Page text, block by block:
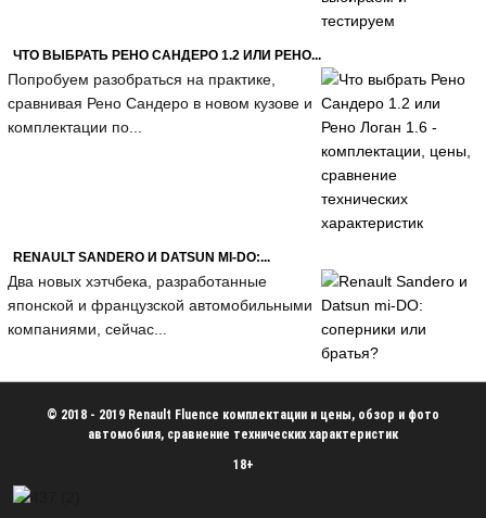
ЧТО ВЫБРАТЬ РЕНО САНДЕРО 1.2 ИЛИ РЕНО...
Попробуем разобраться на практике,
сравнивая Рено Сандеро в новом кузове и
комплектации по...
RENAULT SANDERO И DATSUN MI-DO:...
Два новых хэтчбека, разработанные
японской и французской автомобильными
компаниями, сейчас...
© 2018 - 2019 Renault Fluence комплектации и цены, обзор и фото
автомобиля, сравнение технических характеристик
18+